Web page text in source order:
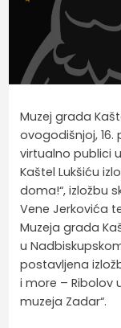
Muzej grada
ovogodišnjoj,
virtualno publici
Kaštel Lukšiću
doma!“, izložbu
Vene Jerkovića
Muzeja grada
u
postavljena
i more – Ribolov
muzeja Zadar“.